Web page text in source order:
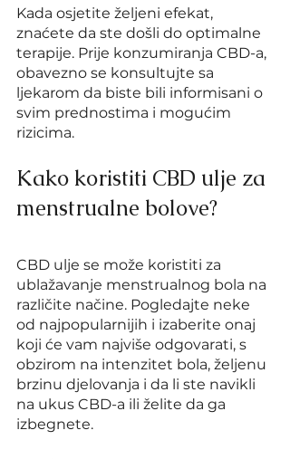
Kada osjetite željeni efekat,
znaćete da ste došli do optimalne
terapije. Prije konzumiranja CBD-a,
obavezno se konsultujte sa
ljekarom da biste bili informisani o
svim prednostima i mogućim
rizicima.
Kako koristiti CBD ulje za
menstrualne bolove?
CBD ulje se može koristiti za
ublažavanje menstrualnog bola na
različite načine. Pogledajte neke
od najpopularnijih i izaberite onaj
koji će vam najviše odgovarati, s
obzirom na intenzitet bola, željenu
brzinu djelovanja i da li ste navikli
na ukus CBD-a ili želite da ga
izbegnete.